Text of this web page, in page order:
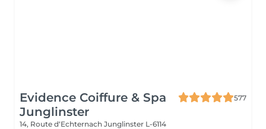
Evidence Coiffure & Spa
Junglinster
577
14, Route d‘Echternach Junglinster L-6114